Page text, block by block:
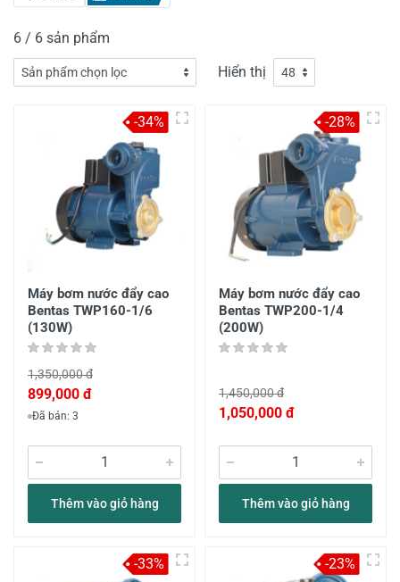
6 / 6 sản phẩm
Hiển thị
Máy bơm nước đẩy cao
Bentas TWP160-1/6
(130W)
1,350,000 đ
899,000 đ
Đã bán: 3
Thêm vào giỏ hàng
-34%
Máy bơm nước đẩy cao
Bentas TWP200-1/4
(200W)
1,450,000 đ
1,050,000 đ
Thêm vào giỏ hàng
-28%
-33% -23%